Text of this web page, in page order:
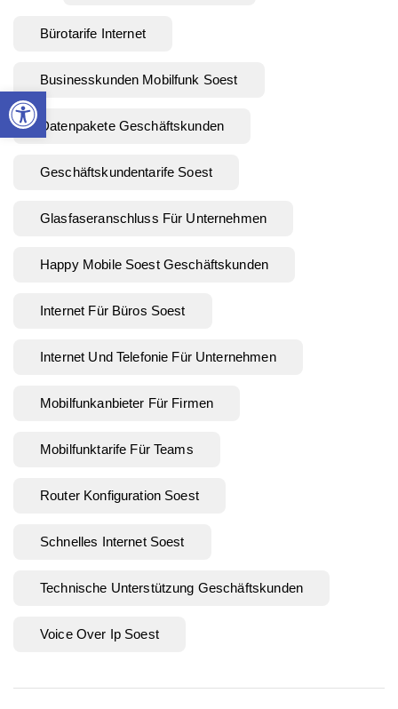
Werkzeugleiste öffnen
Bürotarife Internet
Businesskunden Mobilfunk Soest
Datenpakete Geschäftskunden
Geschäftskundentarife Soest
Glasfaseranschluss Für Unternehmen
Happy Mobile Soest Geschäftskunden
Internet Für Büros Soest
Internet Und Telefonie Für Unternehmen
Mobilfunkanbieter Für Firmen
Mobilfunktarife Für Teams
Router Konfiguration Soest
Schnelles Internet Soest
Technische Unterstützung Geschäftskunden
Voice Over Ip Soest